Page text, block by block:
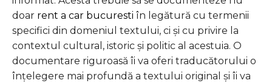
doar rent a car bucuresti în legătură cu termenii
specifici din domeniul textului, ci și cu privire la
contextul cultural, istoric și politic al acestuia. O
documentare riguroasă îi va oferi traducătorului o
înțelegere mai profundă a textului original și îi va